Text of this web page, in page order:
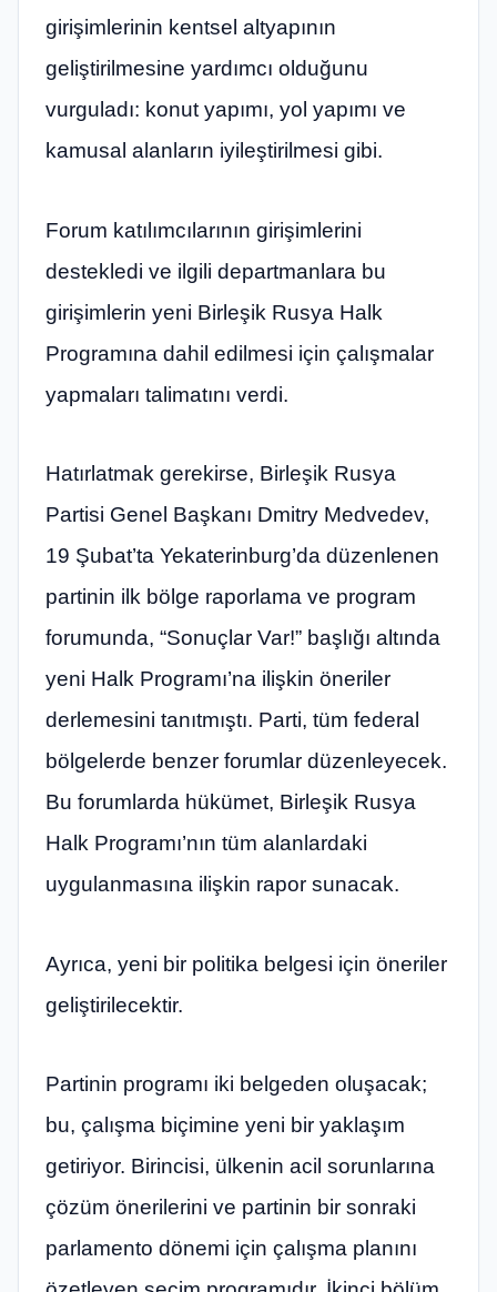
girişimlerinin kentsel altyapının
geliştirilmesine yardımcı olduğunu
vurguladı: konut yapımı, yol yapımı ve
kamusal alanların iyileştirilmesi gibi.
Forum katılımcılarının girişimlerini
destekledi ve ilgili departmanlara bu
girişimlerin yeni Birleşik Rusya Halk
Programına dahil edilmesi için çalışmalar
yapmaları talimatını verdi.
Hatırlatmak gerekirse, Birleşik Rusya
Partisi Genel Başkanı Dmitry Medvedev,
19 Şubat’ta Yekaterinburg’da düzenlenen
partinin ilk bölge raporlama ve program
forumunda, “Sonuçlar Var!” başlığı altında
yeni Halk Programı’na ilişkin öneriler
derlemesini tanıtmıştı. Parti, tüm federal
bölgelerde benzer forumlar düzenleyecek.
Bu forumlarda hükümet, Birleşik Rusya
Halk Programı’nın tüm alanlardaki
uygulanmasına ilişkin rapor sunacak.
Ayrıca, yeni bir politika belgesi için öneriler
geliştirilecektir.
Partinin programı iki belgeden oluşacak;
bu, çalışma biçimine yeni bir yaklaşım
getiriyor. Birincisi, ülkenin acil sorunlarına
çözüm önerilerini ve partinin bir sonraki
parlamento dönemi için çalışma planını